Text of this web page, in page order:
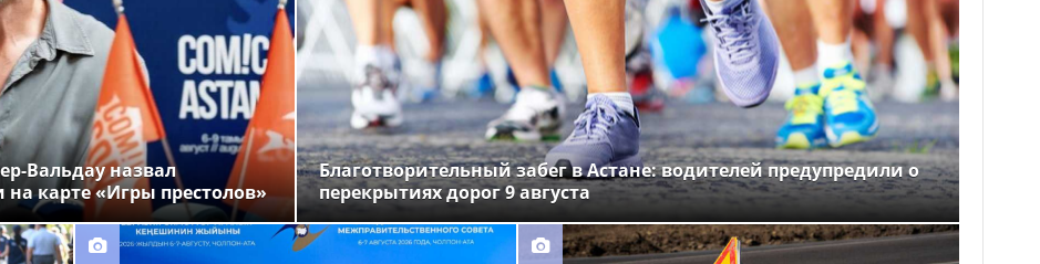
Вальдау назвал
карте «Игры престолов»
Благотворительный забег в Астане: водителей предупредили о
перекрытиях дорог 9 августа